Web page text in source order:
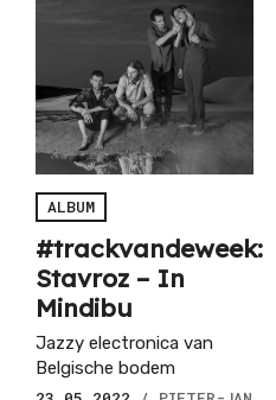
ALBUM
#trackvandeweek:
Stavroz – In
Mindibu
Jazzy electronica van
Belgische bodem